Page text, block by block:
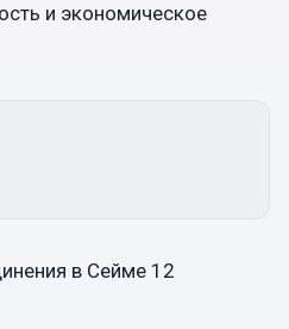
и экономическое
в Сейме 12